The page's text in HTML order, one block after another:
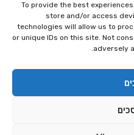
To provide the best
store and/or access
technologies will allow us to
or unique IDs on this site. Not
adversely